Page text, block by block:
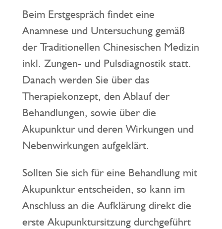
Beim Erstgespräch findet eine
Anamnese und Untersuchung gemäß
der Traditionellen Chinesischen Medizin
inkl. Zungen- und Pulsdiagnostik statt.
Danach werden Sie über das
Therapiekonzept, den Ablauf der
Behandlungen, sowie über die
Akupunktur und deren Wirkungen und
Nebenwirkungen aufgeklärt.
Sollten Sie sich für eine Behandlung mit
Akupunktur entscheiden, so kann im
Anschluss an die Aufklärung direkt die
erste Akupunktursitzung durchgeführt